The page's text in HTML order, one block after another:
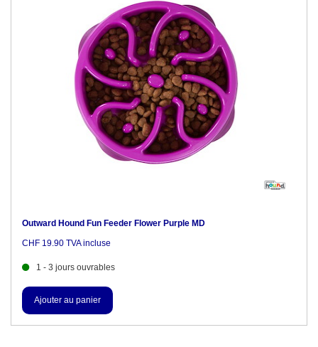
Outward Hound Fun Feeder Flower Purple MD
CHF 19.90 TVA incluse
1 - 3 jours ouvrables